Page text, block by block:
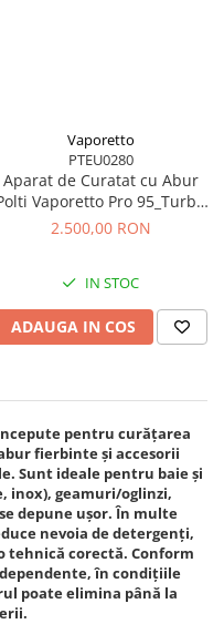
Vaporetto
PTEU0280
Aparat de Curatat cu Abur
Vaporetto Pro 95_Turbo
Flexi, 1100 W, Emisie Abur
2.500,00 RON
IN STOC
ADAUGA IN COS
pentru curățarea
fierbinte și accesorii
Sunt ideale pentru baie și
inox), geamuri/oglinzi,
depune ușor. În multe
nevoia de detergenți,
tehnică corectă. Conform
în condițiile
poate elimina până la